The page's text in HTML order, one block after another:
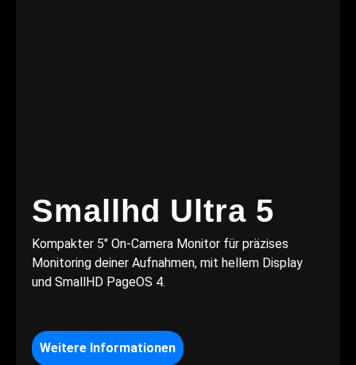
Smallhd Ultra 5
Kompakter 5" On-Camera Monitor für präzises
Monitoring deiner Aufnahmen, mit hellem Display
und SmallHD PageOS 4.
Weitere Informationen